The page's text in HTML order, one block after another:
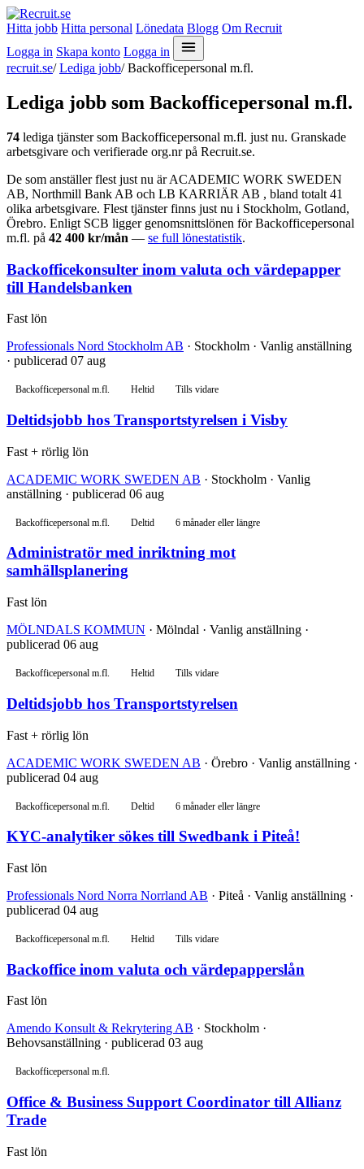
Hitta jobb Hitta personal Lönedata Blogg Om Recruit
Logga in Skapa konto Logga in
recruit.se/ Lediga jobb/ Backofficepersonal m.fl.
Lediga jobb som Backofficepersonal m.fl.
74 lediga tjänster som Backofficepersonal m.fl. just nu. Granskade
arbetsgivare och verifierade org.nr på Recruit.se.
De som anställer flest just nu är ACADEMIC WORK SWEDEN
AB, Northmill Bank AB och LB KARRIÄR AB , bland totalt 41
olika arbetsgivare. Flest tjänster finns just nu i Stockholm, Gotland,
Örebro. Enligt SCB ligger genomsnittslönen för Backofficepersonal
m.fl. på 42 400 kr/mån — se full lönestatistik.
Backofficekonsulter inom valuta och värdepapper
till Handelsbanken
Fast lön
Professionals Nord Stockholm AB · Stockholm · Vanlig anställning
· publicerad 07 aug
Backofficepersonal m.fl. Heltid Tills vidare
Deltidsjobb hos Transportstyrelsen i Visby
Fast + rörlig lön
ACADEMIC WORK SWEDEN AB · Stockholm · Vanlig
anställning · publicerad 06 aug
Backofficepersonal m.fl. Deltid 6 månader eller längre
Administratör med inriktning mot
samhällsplanering
Fast lön
MÖLNDALS KOMMUN · Mölndal · Vanlig anställning ·
publicerad 06 aug
Backofficepersonal m.fl. Heltid Tills vidare
Deltidsjobb hos Transportstyrelsen
Fast + rörlig lön
ACADEMIC WORK SWEDEN AB · Örebro · Vanlig anställning ·
publicerad 04 aug
Backofficepersonal m.fl. Deltid 6 månader eller längre
KYC-analytiker sökes till Swedbank i Piteå!
Fast lön
Professionals Nord Norra Norrland AB · Piteå · Vanlig anställning ·
publicerad 04 aug
Backofficepersonal m.fl. Heltid Tills vidare
Backoffice inom valuta och värdepapperslån
Fast lön
Amendo Konsult & Rekrytering AB · Stockholm ·
Behovsanställning · publicerad 03 aug
Backofficepersonal m.fl.
Office & Business Support Coordinator till Allianz
Trade
Fast lön